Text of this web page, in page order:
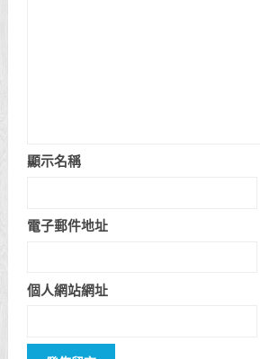
顯示名稱
電子郵件地址
個人網站網址